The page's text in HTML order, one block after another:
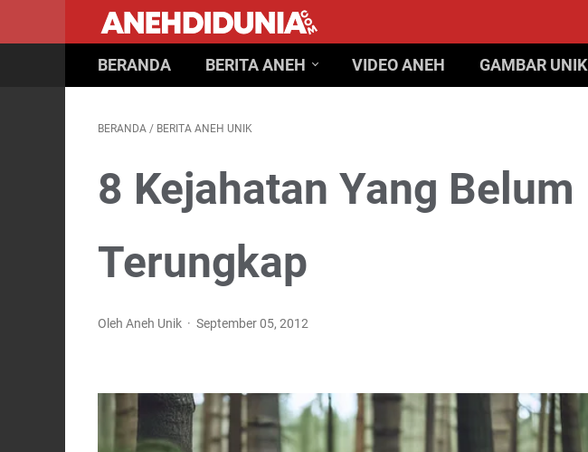
BERANDA BERITA ANEH VIDEO ANEH GAMBAR UNIK
BERANDA / BERITA ANEH UNIK
8 Kejahatan Yang Belum
Terungkap
Oleh Aneh Unik September 05, 2012